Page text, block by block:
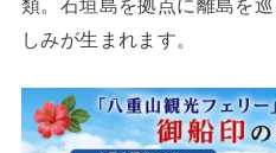
類。石垣島を拠点に離島を
しみが生まれます。